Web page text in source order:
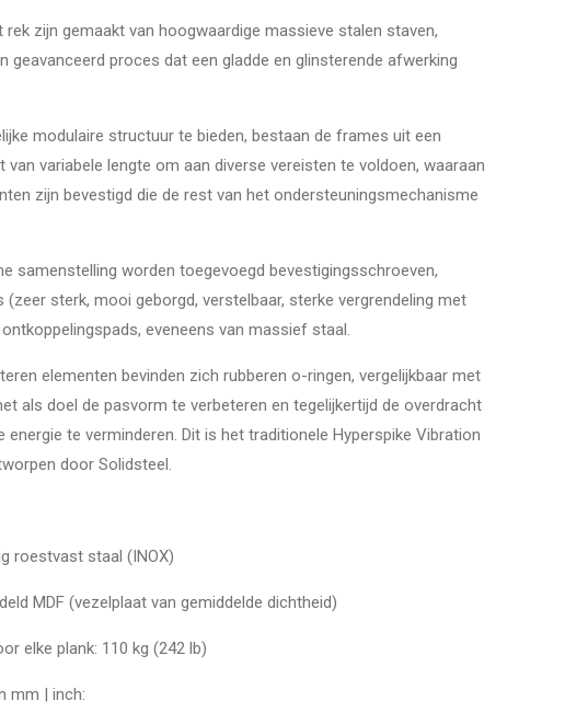
rek zijn gemaakt van hoogwaardige massieve stalen staven,
geavanceerd proces dat een gladde en glinsterende afwerking
modulaire structuur te bieden, bestaan de frames uit een
van variabele lengte om aan diverse vereisten te voldoen, waaraan
zijn bevestigd die de rest van het ondersteuningsmechanisme
samenstelling worden toegevoegd bevestigingsschroeven,
(zeer sterk, mooi geborgd, verstelbaar, sterke vergrendeling met
eveneens van massief staal.
elementen bevinden zich rubberen o-ringen, vergelijkbaar met
als doel de pasvorm te verbeteren en tegelijkertijd de overdracht
energie te verminderen. Dit is het traditionele Hyperspike Vibration
door Solidsteel.
roestvast staal (INOX)
MDF (vezelplaat van gemiddelde dichtheid)
elke plank: 110 kg (242 lb)
mm | inch: